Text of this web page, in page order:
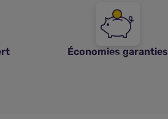
Économies garanties